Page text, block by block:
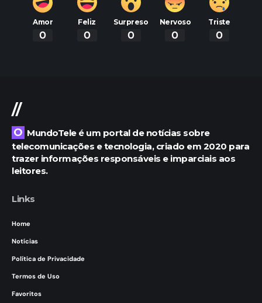
Amor
0
Feliz
0
Surpreso
0
Nervoso
0
Triste
0
//
O MundoTele é um portal de notícias sobre
telecomunicações e tecnologia, criado em 2020 para
trazer informações responsáveis e imparciais aos
leitores.
Links
Home
Notícias
Política de Privacidade
Termos de Uso
Favoritos